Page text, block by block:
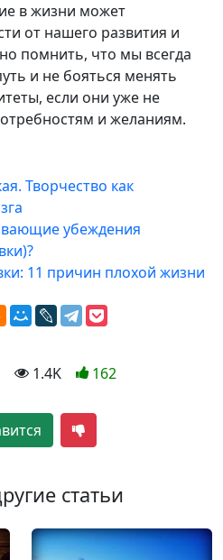
в жизни может
от нашего развития и
помнить, что мы всегда
и не бояться менять
если они уже не
и желаниям.
Творчество как
убеждения
11 причин плохой жизни
1.4K 162
статьи